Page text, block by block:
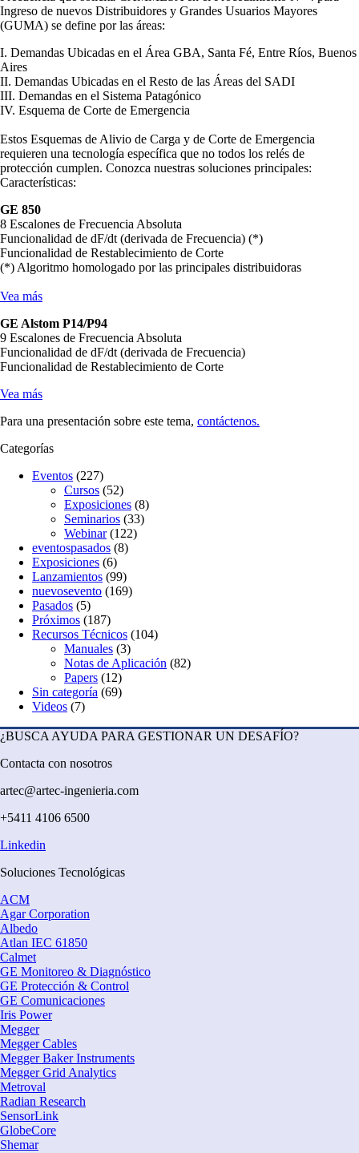
Ingreso de nuevos Distribuidores y Grandes Usuarios Mayores
(GUMA) se define por las áreas:
I. Demandas Ubicadas en el Área GBA, Santa Fé, Entre Ríos, Buenos
Aires
II. Demandas Ubicadas en el Resto de las Áreas del SADI
III. Demandas en el Sistema Patagónico
IV. Esquema de Corte de Emergencia
Estos Esquemas de Alivio de Carga y de Corte de Emergencia
requieren una tecnología específica que no todos los relés de
protección cumplen. Conozca nuestras soluciones principales:
Características:
GE 850
8 Escalones de Frecuencia Absoluta
Funcionalidad de dF/dt (derivada de Frecuencia) (*)
Funcionalidad de Restablecimiento de Corte
(*) Algoritmo homologado por las principales distribuidoras
Vea más
GE Alstom P14/P94
9 Escalones de Frecuencia Absoluta
Funcionalidad de dF/dt (derivada de Frecuencia)
Funcionalidad de Restablecimiento de Corte
Vea más
Para una presentación sobre este tema, contáctenos.
Categorías
Eventos (227)
Cursos (52)
Exposiciones (8)
Seminarios (33)
Webinar(122)
eventospasados (8)
Exposiciones (6)
Lanzamientos (99)
nuevosevento (169)
Pasados (5)
Próximos (187)
Recursos Técnicos (104)
Manuales (3)
Notas de Aplicación (82)
Papers (12)
Sin categoría (69)
Videos (7)
¿BUSCA AYUDA PARA GESTIONAR UN DESAFÍO?
Contacta con nosotros
artec@artec-ingenieria.com
+5411 4106 6500
Linkedin
Soluciones Tecnológicas
ACM
Agar Corporation
Albedo
Atlan IEC 61850
Calmet
GE Monitoreo & Diagnóstico
GE Protección & Control
GE Comunicaciones
Iris Power
Megger
Megger Cables
Megger Baker Instruments
Megger Grid Analytics
Metroval
Radian Research
SensorLink
GlobeCore
Shemar